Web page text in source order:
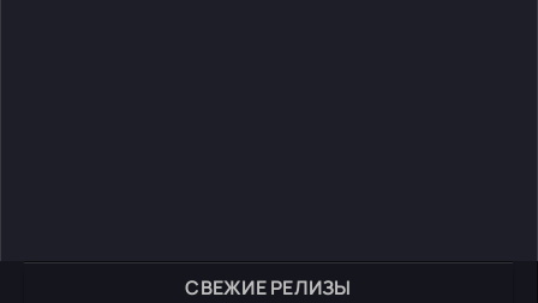
СВЕЖИЕ РЕЛИЗЫ